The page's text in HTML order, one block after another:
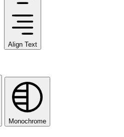
Align Text
Monochrome